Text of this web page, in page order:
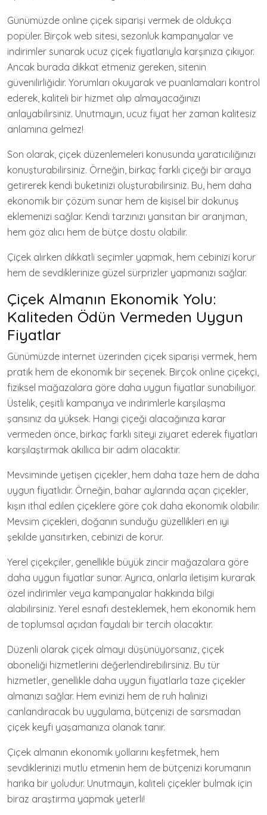
Günümüzde online çiçek siparişi vermek de oldukça
popüler. Birçok web sitesi, sezonluk kampanyalar ve
indirimler sunarak ucuz çiçek fiyatlarıyla karşınıza çıkıyor.
Ancak burada dikkat etmeniz gereken, sitenin
güvenilirliğidir. Yorumları okuyarak ve puanlamaları kontrol
ederek, kaliteli bir hizmet alıp almayacağınızı
anlayabilirsiniz. Unutmayın, ucuz fiyat her zaman kalitesiz
anlamına gelmez!
Son olarak, çiçek düzenlemeleri konusunda yaratıcılığınızı
konuşturabilirsiniz. Örneğin, birkaç farklı çiçeği bir araya
getirerek kendi buketinizi oluşturabilirsiniz. Bu, hem daha
ekonomik bir çözüm sunar hem de kişisel bir dokunuş
eklemenizi sağlar. Kendi tarzınızı yansıtan bir aranjman,
hem göz alıcı hem de bütçe dostu olabilir.
Çiçek alırken dikkatli seçimler yapmak, hem cebinizi korur
hem de sevdiklerinize güzel sürprizler yapmanızı sağlar.
Çiçek Almanın Ekonomik Yolu:
Kaliteden Ödün Vermeden Uygun
Fiyatlar
Günümüzde internet üzerinden çiçek siparişi vermek, hem
pratik hem de ekonomik bir seçenek. Birçok online çiçekçi,
fiziksel mağazalara göre daha uygun fiyatlar sunabiliyor.
Üstelik, çeşitli kampanya ve indirimlerle karşılaşma
şansınız da yüksek. Hangi çiçeği alacağınıza karar
vermeden önce, birkaç farklı siteyi ziyaret ederek fiyatları
karşılaştırmak akıllıca bir adım olacaktır.
Mevsiminde yetişen çiçekler, hem daha taze hem de daha
uygun fiyatlıdır. Örneğin, bahar aylarında açan çiçekler,
kışın ithal edilen çiçeklere göre çok daha ekonomik olabilir.
Mevsim çiçekleri, doğanın sunduğu güzellikleri en iyi
şekilde yansıtırken, cebinizi de korur.
Yerel çiçekçiler, genellikle büyük zincir mağazalara göre
daha uygun fiyatlar sunar. Ayrıca, onlarla iletişim kurarak
özel indirimler veya kampanyalar hakkında bilgi
alabilirsiniz. Yerel esnafı desteklemek, hem ekonomik hem
de toplumsal açıdan faydalı bir tercih olacaktır.
Düzenli olarak çiçek almayı düşünüyorsanız, çiçek
aboneliği hizmetlerini değerlendirebilirsiniz. Bu tür
hizmetler, genellikle daha uygun fiyatlarla taze çiçekler
almanızı sağlar. Hem evinizi hem de ruh halinizi
canlandıracak bu uygulama, bütçenizi de sarsmadan
çiçek keyfi yaşamanıza olanak tanır.
Çiçek almanın ekonomik yollarını keşfetmek, hem
sevdiklerinizi mutlu etmenin hem de bütçenizi korumanın
harika bir yoludur. Unutmayın, kaliteli çiçekler bulmak için
biraz araştırma yapmak yeterli!